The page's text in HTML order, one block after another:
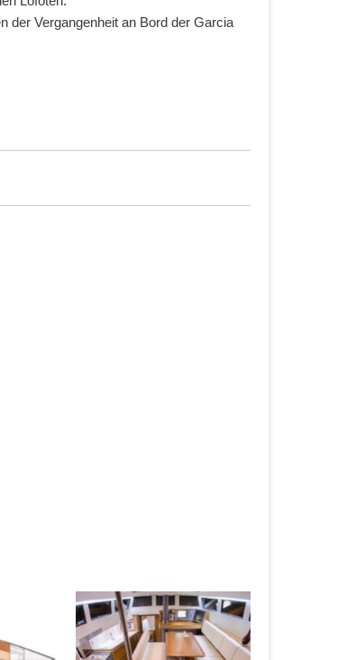
der Vergangenheit an Bord der Garcia